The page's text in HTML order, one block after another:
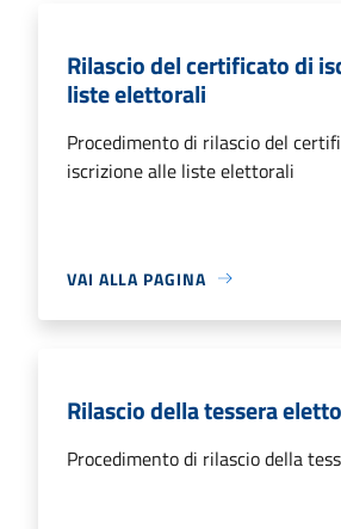
Rilascio del certificato di
liste elettorali
Procedimento di rilascio del
iscrizione alle liste elettorali
VAI ALLA PAGINA
Rilascio della tessera
Procedimento di rilascio della